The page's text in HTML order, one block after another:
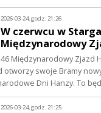
2026-03-24, godz. 21:26
W czerwcu w
Międzynarodowy
46 Międzynarodowy Zjazd
otworzy swoje Bramy
Dni Hanzy. To
2026-03-24, godz. 21:25